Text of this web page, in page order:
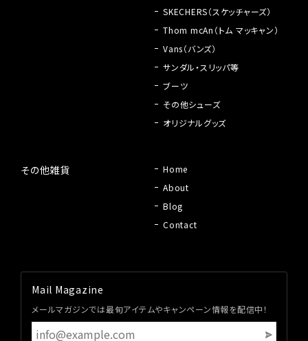
SKECHERS（スケッチャーズ）
Thom mcAn（トム マッキャン）
Vans（バンズ）
サンダル・スリッパ等
ブーツ
その他シューズ
オリジナルグッズ
その他雑貨
Home
About
Blog
Contact
Mail Magazine
メールマガジンでは最旬アイテムやキャンペーン情報を配信中！